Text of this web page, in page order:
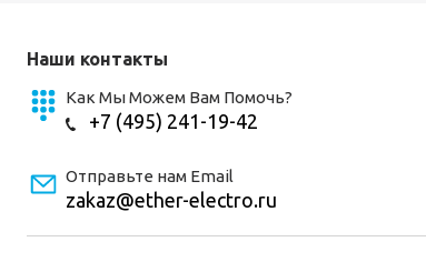
Наши контакты
Как Мы Можем Вам Помочь?
+7 (495) 241-19-42
Отправьте нам Email
zakaz@ether-electro.ru